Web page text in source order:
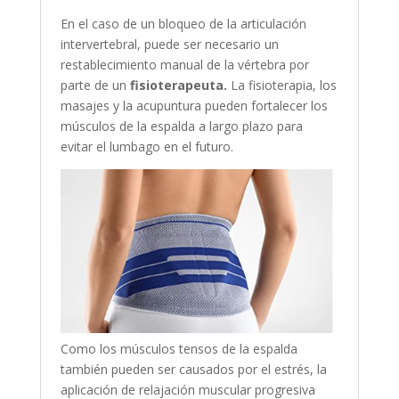
En el caso de un bloqueo de la articulación
intervertebral, puede ser necesario un
restablecimiento manual de la vértebra por
parte de unfisioterapeuta. La fisioterapia, los
masajes y la acupuntura pueden fortalecer los
músculos de la espalda a largo plazo para
evitar el lumbago en el futuro.
Como los músculos tensos de la espalda
también pueden ser causados por el estrés, la
aplicación de relajación muscular progresiva